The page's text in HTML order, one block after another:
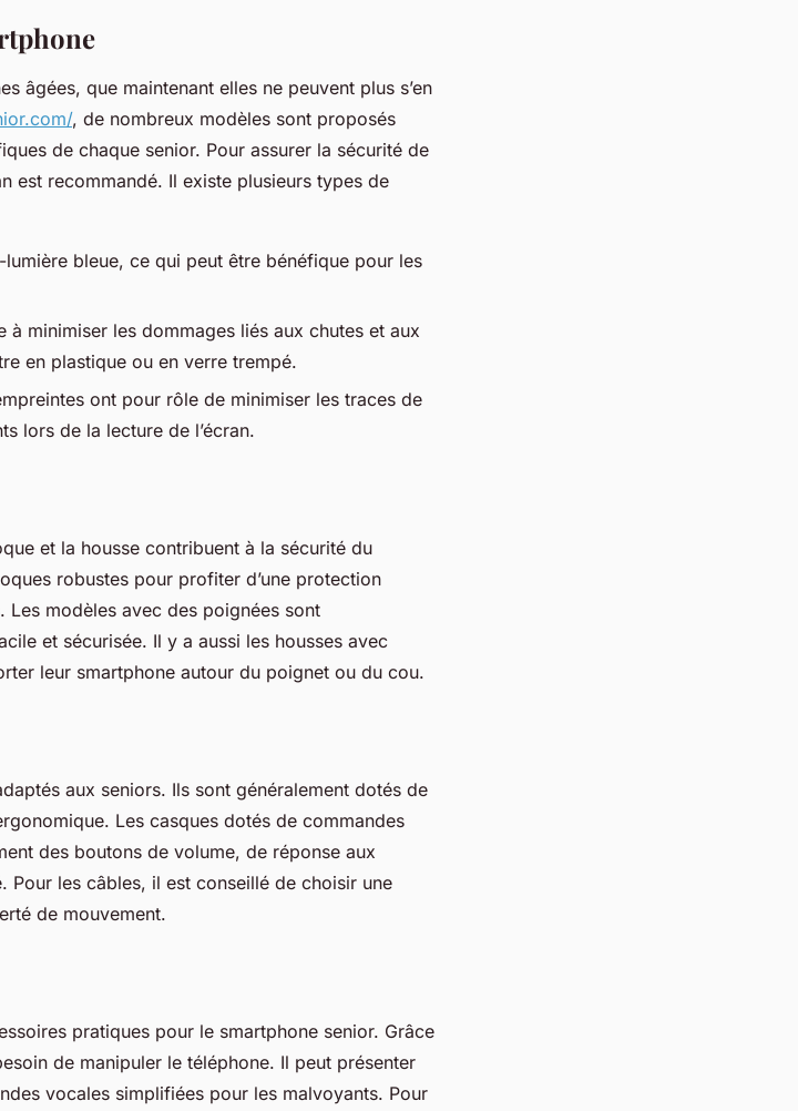
âgées, que maintenant elles ne peuvent plus s’en
, de nombreux modèles sont proposés
de chaque senior. Pour assurer la sécurité de
est recommandé. Il existe plusieurs types de
bleue, ce qui peut être bénéfique pour les
à minimiser les dommages liés aux chutes et aux
en plastique ou en verre trempé.
ont pour rôle de minimiser les traces de
lors de la lecture de l’écran.
et la housse contribuent à la sécurité du
robustes pour profiter d’une protection
modèles avec des poignées sont
et sécurisée. Il y a aussi les housses avec
leur smartphone autour du poignet ou du cou.
aux seniors. Ils sont généralement dotés de
Les casques dotés de commandes
des boutons de volume, de réponse aux
Pour les câbles, il est conseillé de choisir une
de mouvement.
pratiques pour le smartphone senior. Grâce
de manipuler le téléphone. Il peut présenter
vocales simplifiées pour les malvoyants. Pour